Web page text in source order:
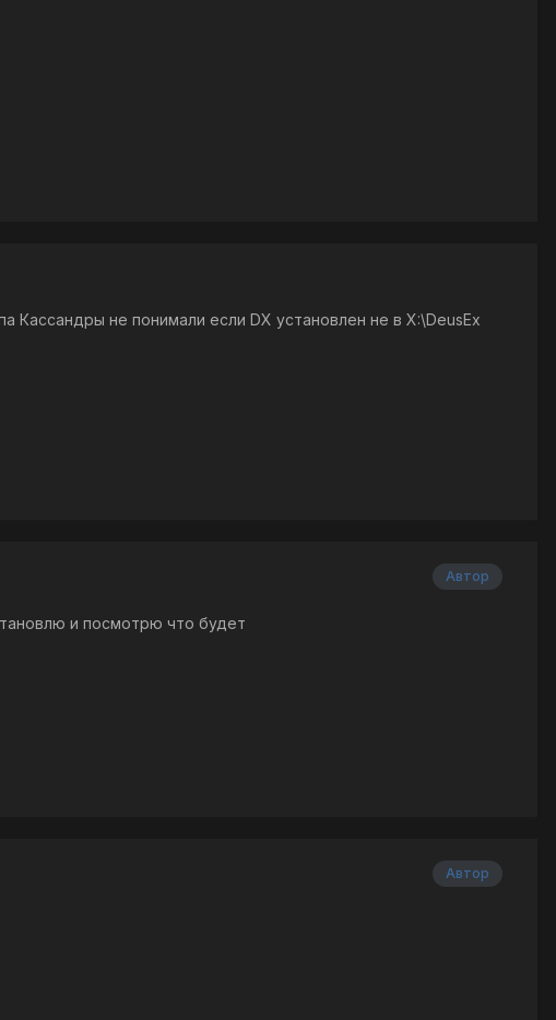
Кассандры не понимали если DX установлен не в X:\DeusEx
Автор
и посмотрю что будет
Автор